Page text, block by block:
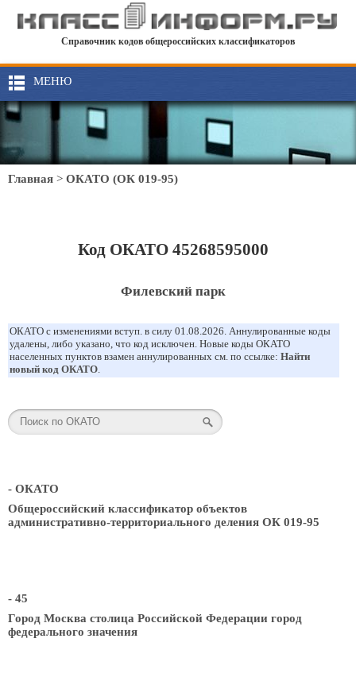
Справочник кодов общероссийских классификаторов
МЕНЮ
Главная > ОКАТО (ОК 019-95)
Код ОКАТО 45268595000
Филевский парк
ОКАТО с изменениями вступ. в силу 01.08.2026. Аннулированные коды
удалены, либо указано, что код исключен. Новые коды ОКАТО
населенных пунктов взамен аннулированных см. по ссылке: Найти
новый код ОКАТО.
- ОКАТО
Общероссийский классификатор объектов
административно-территориального деления ОК 019-95
- 45
Город Москва столица Российской Федерации город
федерального значения